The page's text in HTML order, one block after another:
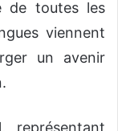
de toutes les
viennent
un avenir
représentant